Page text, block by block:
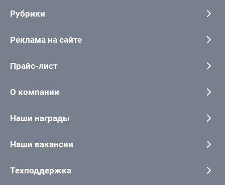
Рубрики
Реклама на сайте
Прайс-лист
О компании
Наши награды
Наши вакансии
Техподдержка